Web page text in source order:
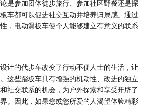
是参加团体徒步旅行、参加社区野餐还是探
车都可以促进社交互动并培养归属感。通过
，电动滑板车使个人能够建立有意义的联系
计的代步车改变了行动不便人士的生活，让
这些踏板车具有增强的机动性、改进的独立
社交联系的机会，为户外探索和享受开辟了
。因此，如果您或您所爱的人渴望体验精彩